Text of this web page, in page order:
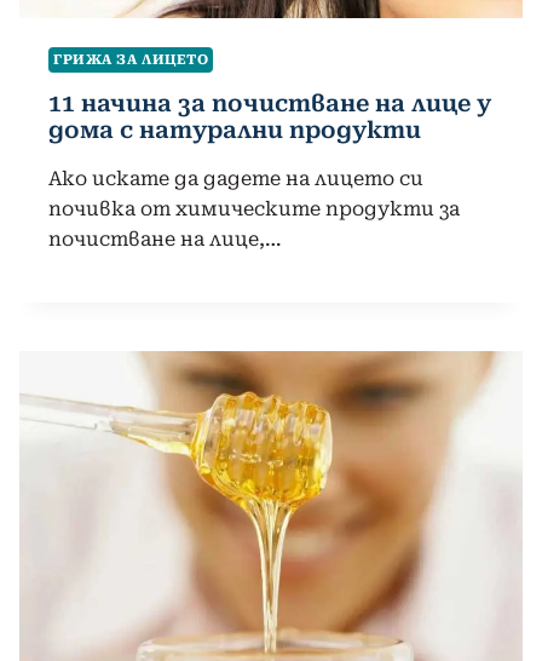
ГРИЖА ЗА ЛИЦЕТО
11 начина за почистване на лице у
дома с натурални продукти
Ако искате да дадете на лицето си
почивка от химическите продукти за
почистване на лице,…